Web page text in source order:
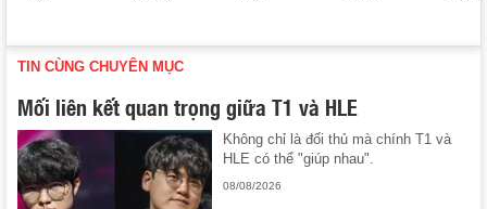
TIN CÙNG CHUYÊN MỤC
Mối liên kết quan trọng giữa T1 và HLE
Không chỉ là đối thủ mà chính T1 và
HLE có thể "giúp nhau".
08/08/2026